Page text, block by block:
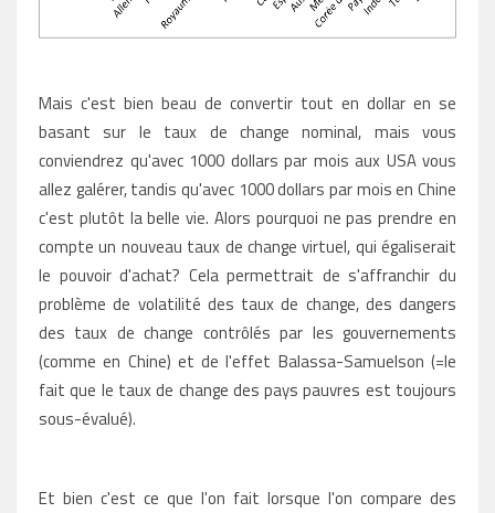
Mais c'est bien beau de convertir tout en dollar en se
basant sur le taux de change nominal, mais vous
conviendrez qu'avec 1000 dollars par mois aux USA vous
allez galérer, tandis qu'avec 1000 dollars par mois en Chine
c'est plutôt la belle vie. Alors pourquoi ne pas prendre en
compte un nouveau taux de change virtuel, qui égaliserait
le pouvoir d'achat? Cela permettrait de s'affranchir du
problème de volatilité des taux de change, des dangers
des taux de change contrôlés par les gouvernements
(comme en Chine) et de l'effet Balassa-Samuelson (=le
fait que le taux de change des pays pauvres est toujours
sous-évalué).
Et bien c'est ce que l'on fait lorsque l'on compare des